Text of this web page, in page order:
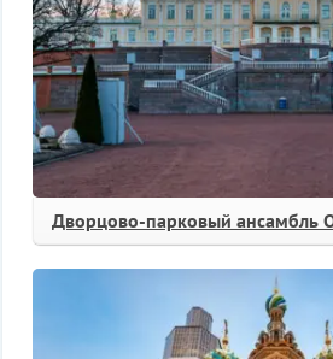
Дворцово-парковый ансамбль